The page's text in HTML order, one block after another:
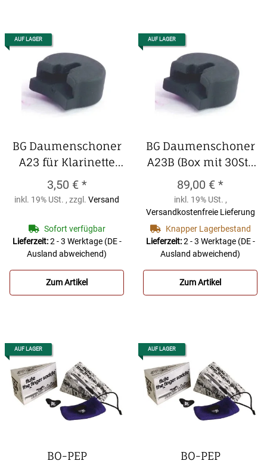
AUF LAGER
BG Daumenschoner
A23 für Klarinette
mit verstellbaren
Daumenhalter, groß,
Daumenschoner
A23 für Klarinette
mit verstellbaren
Daumenhalter, groß,
3,50 € *
inkl. 19% USt. , zzgl. Versand
Sofort verfügbar
Lieferzeit:2 - 3 Werktage (DE -
Ausland abweichend)
Zum Artikel
AUF LAGER
BG Daumenschoner
A23B (Box mit 30St.)
für Klarinette mit
verstellbaren
Daumenhalter, groß
BG Daumenschoner
A23B (Box mit 30St.)
für Klarinette mit
verstellbaren
89,00 € *
inkl. 19% USt. ,
Versandkostenfreie Lieferung
Knapper Lagerbestand
Lieferzeit:2 - 3 Werktage (DE -
Ausland abweichend)
Zum Artikel
AUF LAGER
BO-PEP
AUF LAGER
BO-PEP